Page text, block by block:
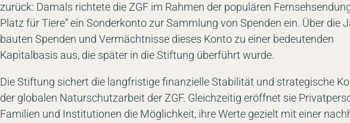
zurück: Damals richtete die ZGF im Rahmen der populären
Platz für Tiere“ ein Sonderkonto zur Sammlung von Spenden ein. Über die
bauten Spenden und Vermächtnisse dieses Konto zu einer bedeutenden
Kapitalbasis aus, die später in die Stiftung überführt wurde.
Die Stiftung sichert die langfristige finanzielle Stabilität und strategische
der globalen Naturschutzarbeit der ZGF. Gleichzeitig eröffnet sie
Familien und Institutionen die Möglichkeit, ihre Werte gezielt mit einer